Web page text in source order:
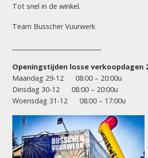
VUURWERK HENGELO
acties: goede prijs, maximaal vuurwerk!
betrouwbaar vuurwerk!
Vuurwerkverkoopdagen 2025:
maandag 29 december
8.00 uur
dinsdag 30 december
8.00 uur
woensdag 31 december
8.00
Tot snel in de winkel.
Team Busscher Vuurwerk
Openingstijden losse verkoopdagen
Maandag 29-12 08:00 – 20:00u
Dinsdag 30-12 08:00 – 20:00u
Woensdag 31-12 08:00 – 17:00u